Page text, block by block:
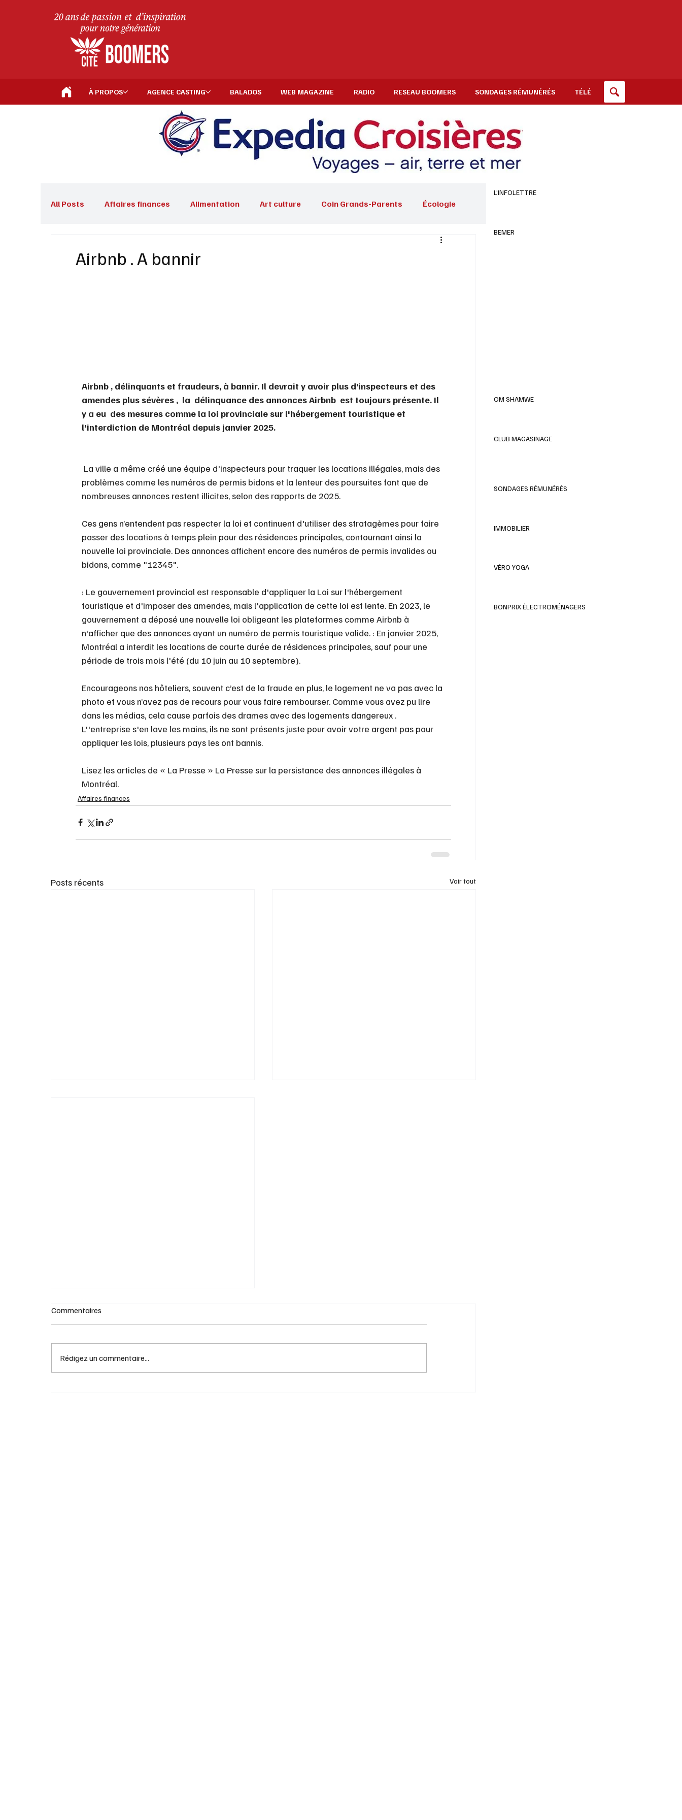
À PROPOS AGENCE CASTING BALADOS WEB MAGAZINE RADIO RESEAU BOOMERS SONDAGES RÉMUNÉRÉS TÉLÉ
All Posts Affaires finances Alimentation Art culture Coin Grands-Parents Écologie
Voyages
Airbnb . A bannir
Airbnb , délinquants et fraudeurs, à bannir. Il devrait y avoir plus d’inspecteurs et des
amendes plus sévères ,  la  délinquance des annonces Airbnb  est toujours présente. Il
y a eu  des mesures comme la loi provinciale sur l'hébergement touristique et
l'interdiction de Montréal depuis janvier 2025.
La ville a même créé une équipe d'inspecteurs pour traquer les locations illégales, mais des
problèmes comme les numéros de permis bidons et la lenteur des poursuites font que de
nombreuses annonces restent illicites, selon des rapports de 2025.
Ces gens n’entendent pas respecter la loi et continuent d'utiliser des stratagèmes pour faire
passer des locations à temps plein pour des résidences principales, contournant ainsi la
nouvelle loi provinciale. Des annonces affichent encore des numéros de permis invalides ou
bidons, comme "12345".
: Le gouvernement provincial est responsable d'appliquer la Loi sur l'hébergement
touristique et d'imposer des amendes, mais l'application de cette loi est lente. En 2023, le
gouvernement a déposé une nouvelle loi obligeant les plateformes comme Airbnb à
n'afficher que des annonces ayant un numéro de permis touristique valide. : En janvier 2025,
Montréal a interdit les locations de courte durée de résidences principales, sauf pour une
période de trois mois l'été (du 10 juin au 10 septembre).
Encourageons nos hôteliers, souvent c’est de la fraude en plus, le logement ne va pas avec la
photo et vous n’avez pas de recours pour vous faire rembourser. Comme vous avez pu lire
dans les médias, cela cause parfois des drames avec des logements dangereux .
L''entreprise s'en lave les mains, ils ne sont présents juste pour avoir votre argent pas pour
appliquer les lois, plusieurs pays les ont bannis.
Lisez les articles de « La Presse » La Presse sur la persistance des annonces illégales à
Montréal.
Affaires finances
Posts récents Voir tout
Commentaires
Rédigez un commentaire...
L’INFOLETTRE
BEMER
OM SHAMWE
CLUB MAGASINAGE
SONDAGES RÉMUNÉRÉS
IMMOBILIER
VÉRO YOGA
BONPRIX ÉLECTROMÉNAGERS